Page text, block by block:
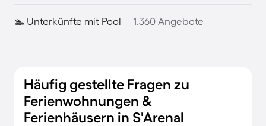
🏊 Unterkünfte mit Pool 1.360 Angebote
Häufig gestellte Fragen zu
Ferienwohnungen &
Ferienhäusern in S'Arenal